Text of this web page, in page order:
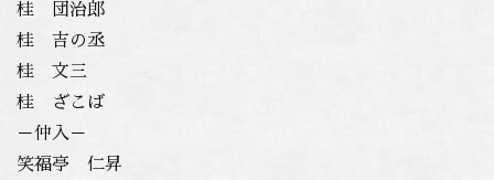
桂 団治郎
桂 吉の丞
桂 文三
桂 ざこば
－仲入－
笑福亭 仁昇